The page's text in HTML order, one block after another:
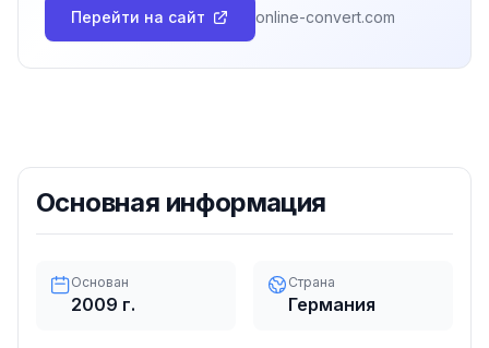
Перейти на сайт online-convert.com
Основная информация
Основан
2009 г.
Страна
Германия